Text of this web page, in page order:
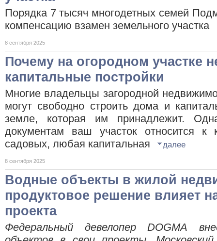
Порядка 7 тысяч многодетных семей
компенсацию взамен земельного
8 сентября 2025
Почему на огородном участке
капитальные постройки
Многие владельцы загородной
могут свободно строить дома и
земле, которая им принадлежит.
документам ваш участок относится к
садовых, любая капитальная
далее
8 сентября 2025
Водные объекты в жилой
продуктовое решение влияет
проекта
Федеральный девелоперDOGMA